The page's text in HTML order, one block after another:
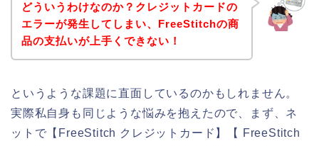
どういうわけなのか？クレジットカードの
エラーが発生してしまい、FreeStitchの商
品の支払いが上手くできない！
というような課題に直面しているのかもしれません。
実際私自身も同じような悩みを抱えたので、まず、ネ
ットで【FreeStitch クレジットカード】【 FreeStitch